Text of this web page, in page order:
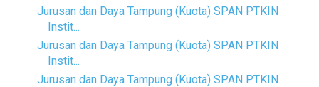
Jurusan dan Daya Tampung (Kuota) SPAN PTKIN
Instit...
Jurusan dan Daya Tampung (Kuota) SPAN PTKIN
Instit...
Jurusan dan Daya Tampung (Kuota) SPAN PTKIN